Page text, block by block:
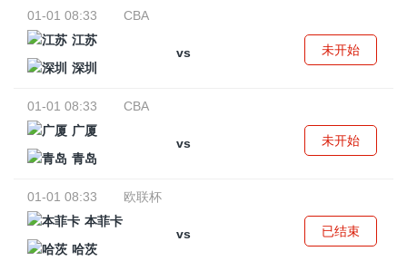
01-01 08:33
CBA
江苏
vs
深圳
未开始
01-01 08:33
CBA
广厦
vs
青岛
未开始
01-01 08:33
欧联杯
本菲卡
vs
哈茨
已结束